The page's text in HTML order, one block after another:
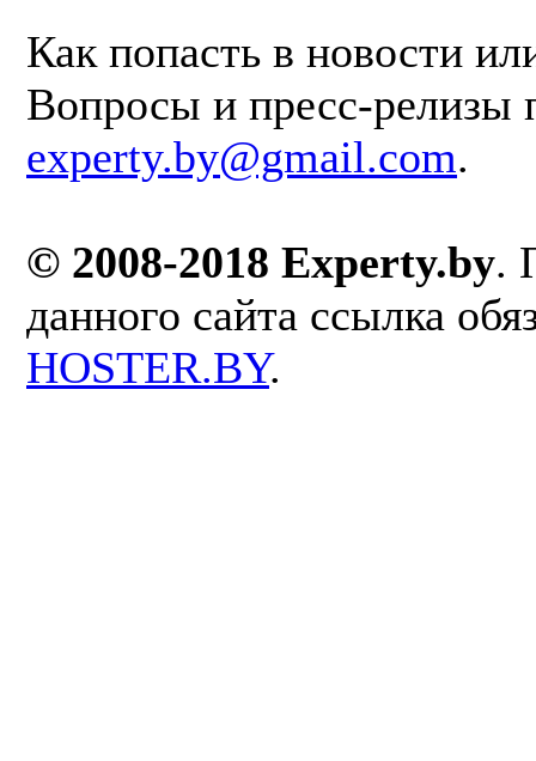
Как попасть в новости
Вопросы и пресс-релизы
experty.by@gmail.com.
© 2008-2018 Experty.by.
данного сайта ссылка
HOSTER.BY.